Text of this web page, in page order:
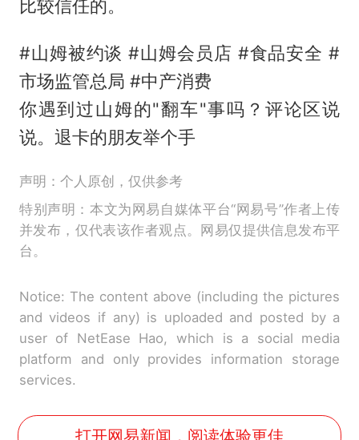
比较信任的。
#山姆被约谈 #山姆会员店 #食品安全 #
市场监管总局 #中产消费
你遇到过山姆的"翻车"事吗？评论区说
说。退卡的朋友举个手
声明：个人原创，仅供参考
特别声明：本文为网易自媒体平台“网易号”作者上传
并发布，仅代表该作者观点。网易仅提供信息发布平
台。
Notice: The content above (including the pictures
and videos if any) is uploaded and posted by a
user of NetEase Hao, which is a social media
platform and only provides information storage
services.
打开网易新闻，阅读体验更佳